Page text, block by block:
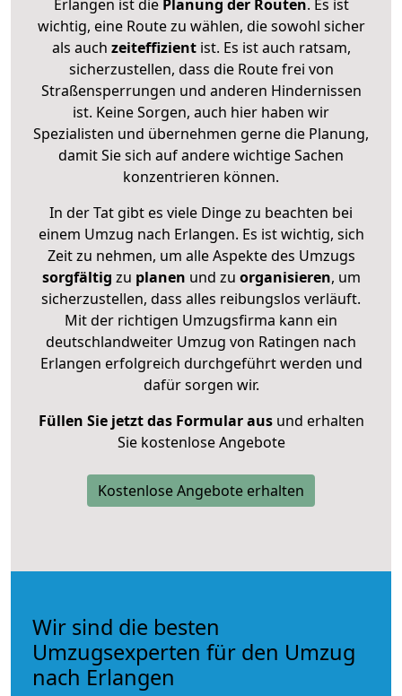
Erlangen ist diePlanung der Routen. Es ist
wichtig, eine Route zu wählen, die sowohl sicher
als auch zeiteffizientist. Es ist auch ratsam,
sicherzustellen, dass die Route frei von
Straßensperrungen und anderen Hindernissen
ist. Keine Sorgen, auch hier haben wir
Spezialisten und übernehmen gerne die Planung,
damit Sie sich auf andere wichtige Sachen
konzentrieren können.
In der Tat gibt es viele Dinge zu beachten bei
einem Umzug nach Erlangen. Es ist wichtig, sich
Zeit zu nehmen, um alle Aspekte des Umzugs
sorgfältig zu planen und zu organisieren, um
sicherzustellen, dass alles reibungslos verläuft.
Mit der richtigen Umzugsfirma kann ein
deutschlandweiter Umzug von Ratingen nach
Erlangen erfolgreich durchgeführt werden und
dafür sorgen wir.
Füllen Sie jetzt das Formular ausund erhalten
Sie kostenlose Angebote
Kostenlose Angebote erhalten
Wir sind die besten
Umzugsexperten für den Umzug
nach Erlangen